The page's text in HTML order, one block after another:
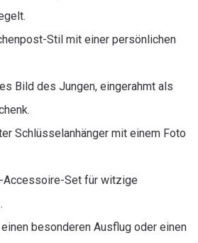
Stil mit einer persönlichen
Bild des Jungen, eingerahmt als
Schlüsselanhänger mit einem Foto
Accessoire-Set für witzige
besonderen Ausflug oder einen